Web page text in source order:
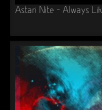
Oberer
►
Oberer
► Teufels
Oberer
Zeit
Oberer
►
Oberer
Astari Nite – Always